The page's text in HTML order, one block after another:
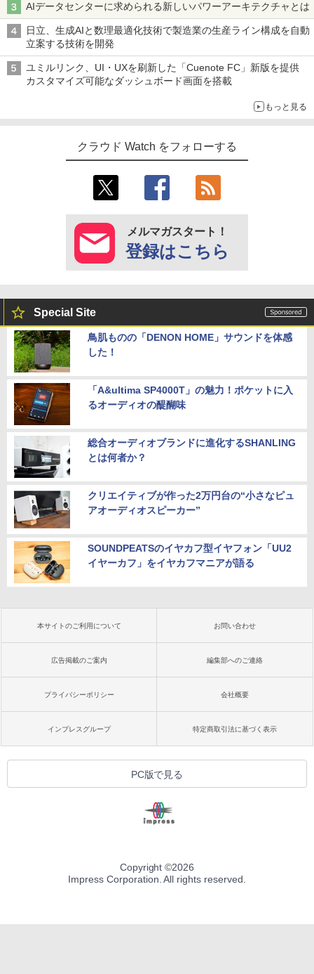
AIデータセンターに求められる新しいパワーアーキテクチャとは
日立、生成AIと数理最適化技術で製造業の生産ライン構成を自動
立案する技術を開発
ユミルリンク、UI・UXを刷新した「Cuenote FC」新版を提供
カスタマイズ可能なダッシュボード画面を搭載
もっと見る
クラウド Watch をフォローする
メルマガスタート！
登録はこちら
Special Site
鳥肌ものの「DENON HOME」サウンドを体感
した！
「A&ultima SP4000T」の魅力！ポケットに入
るオーディオの醍醐味
総合オーディオブランドに進化するSHANLING
とは何者か？
クリエイティブが作った2万円台の“小さなピュ
アオーディオスピーカー”
SOUNDPEATSのイヤカフ型イヤフォン「UU2
イヤーカフ」をイヤカフマニアが語る
本サイトのご利用について お問い合わせ
広告掲載のご案内 編集部へのご連絡
プライバシーポリシー 会社概要
インプレスグループ 特定商取引法に基づく表示
PC版で見る
Copyright ©2026
Impress Corporation. All rights reserved.